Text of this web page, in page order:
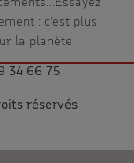
: c’est plus
la planète
34 66 75
réservés